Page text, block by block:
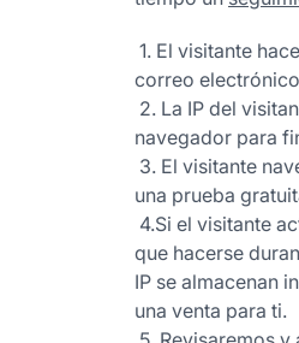
correo
navegador para
una prueba
que hacerse
IP se almacenan
una venta para ti.